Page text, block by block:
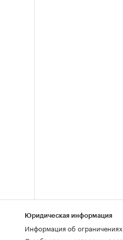
Юридическая информация
Информация об ограничениях